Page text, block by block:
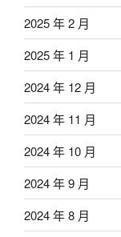
2025 年 2 月
2025 年 1 月
2024 年 12 月
2024 年 11 月
2024 年 10 月
2024 年 9 月
2024 年 8 月